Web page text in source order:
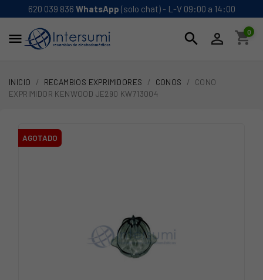
620 039 836 WhatsApp (solo chat) - L-V 09:00 a 14:00
 search  shopping_cart
0
INICIO RECAMBIOS EXPRIMIDORES CONOS
CONO
EXPRIMIDOR KENWOOD JE290 KW713004
AGOTADO